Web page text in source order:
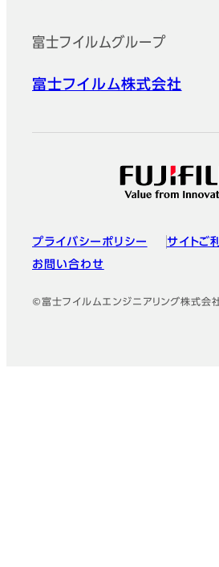
富士フイルムグループ
富士フイルム株式会社
プライバシーポリシー
サイトご
お問い合わせ
©富士フイルムエンジニアリング株式会